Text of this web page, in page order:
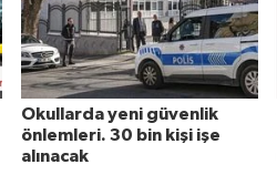
Okullarda yeni güvenlik
önlemleri. 30 bin kişi işe
alınacak